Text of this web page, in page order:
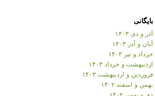
بایگانی
آذر و دی ۱۴۰۳
آبان و آذر ۱۴۰۳
خرداد و تیر ۱۴۰۳
اردیبهشت و خرداد ۱۴۰۳
فروردین و اردیبهشت ۱۴۰۳
بهمن و اسفند ۱۴۰۲